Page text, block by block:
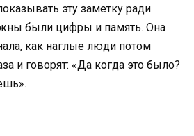
эту заметку ради
были цифры и память. Она
как наглые люди потом
и говорят: «Да когда это было?